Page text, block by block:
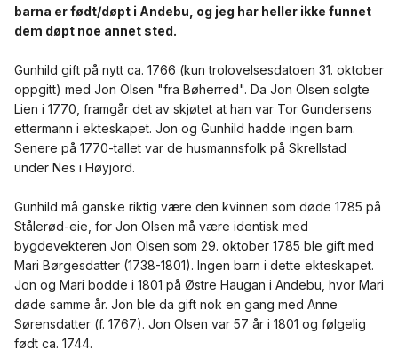
barna er født/døpt i Andebu, og jeg har heller ikke funnet
dem døpt noe annet sted.
Gunhild gift på nytt ca. 1766 (kun trolovelsesdatoen 31. oktober
oppgitt) med Jon Olsen "fra Bøherred". Da Jon Olsen solgte
Lien i 1770, framgår det av skjøtet at han var Tor Gundersens
ettermann i ekteskapet. Jon og Gunhild hadde ingen barn.
Senere på 1770-tallet var de husmannsfolk på Skrellstad
under Nes i Høyjord.
Gunhild må ganske riktig være den kvinnen som døde 1785 på
Stålerød-eie, for Jon Olsen må være identisk med
bygdevekteren Jon Olsen som 29. oktober 1785 ble gift med
Mari Børgesdatter (1738-1801). Ingen barn i dette ekteskapet.
Jon og Mari bodde i 1801 på Østre Haugan i Andebu, hvor Mari
døde samme år. Jon ble da gift nok en gang med Anne
Sørensdatter (f. 1767). Jon Olsen var 57 år i 1801 og følgelig
født ca. 1744.